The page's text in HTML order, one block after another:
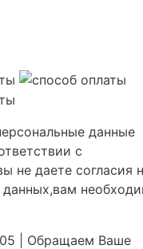
данные
с
не даете согласия
данных,вам
| Обращаем Ваше